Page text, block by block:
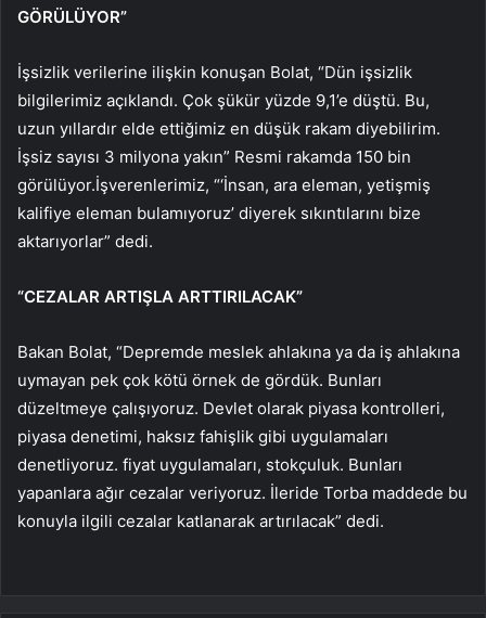
GÖRÜLÜYOR”
İşsizlik verilerine ilişkin konuşan Bolat, “Dün işsizlik
bilgilerimiz açıklandı. Çok şükür yüzde 9,1’e düştü. Bu,
uzun yıllardır elde ettiğimiz en düşük rakam diyebilirim.
İşsiz sayısı 3 milyona yakın” Resmi rakamda 150 bin
görülüyor.İşverenlerimiz, “‘İnsan, ara eleman, yetişmiş
kalifiye eleman bulamıyoruz’ diyerek sıkıntılarını bize
aktarıyorlar” dedi.
“CEZALAR ARTIŞLA ARTTIRILACAK”
Bakan Bolat, “Depremde meslek ahlakına ya da iş ahlakına
uymayan pek çok kötü örnek de gördük. Bunları
düzeltmeye çalışıyoruz. Devlet olarak piyasa kontrolleri,
piyasa denetimi, haksız fahişlik gibi uygulamaları
denetliyoruz. fiyat uygulamaları, stokçuluk. Bunları
yapanlara ağır cezalar veriyoruz. İleride Torba maddede bu
konuyla ilgili cezalar katlanarak artırılacak” dedi.